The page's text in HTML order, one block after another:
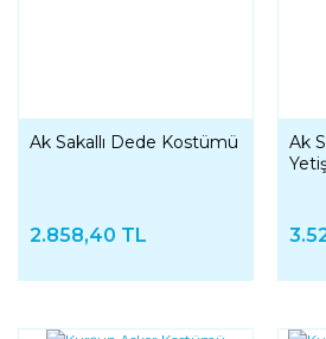
Ak Sakallı Dede Kostümü
2.858,40 TL
Ak